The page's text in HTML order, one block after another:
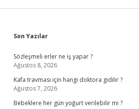
Sidebar
Son Yazılar
Sözleşmeli erler ne iş yapar ?
Ağustos 8, 2026
Kafa travması için hangi doktora gidilir ?
Ağustos 7, 2026
Bebeklere her gün yoğurt verilebilir mi ?